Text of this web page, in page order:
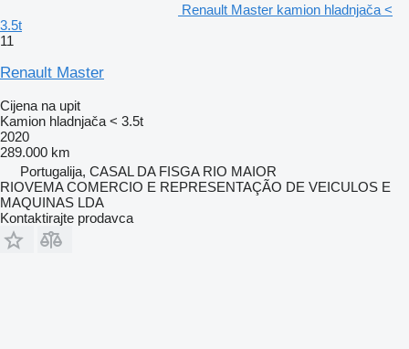
Renault Master kamion hladnjača <
3.5t
11
Renault Master
Cijena na upit
Kamion hladnjača < 3.5t
2020
289.000 km
Portugalija, CASAL DA FISGA RIO MAIOR
RIOVEMA COMERCIO E REPRESENTAÇÃO DE VEICULOS E
MAQUINAS LDA
Kontaktirajte prodavca